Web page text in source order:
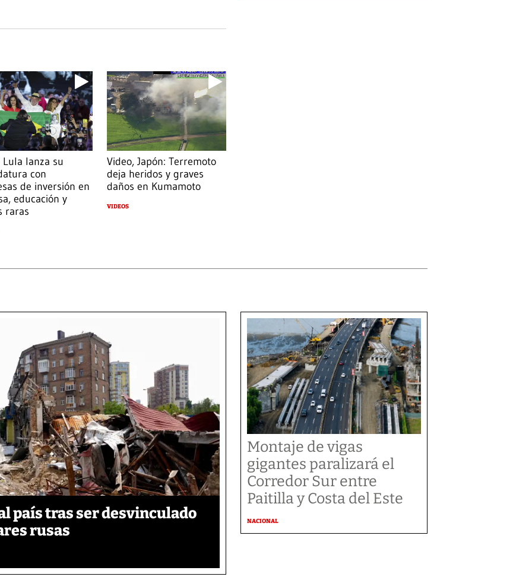
Lula lanza su
con
de inversión en
educación y
raras
Video, Japón: Terremoto
deja heridos y graves
daños en Kumamoto
VIDEOS
país tras ser desvinculado
rusas
Montaje de vigas
gigantes paralizará el
Corredor Sur entre
Paitilla y Costa del Este
NACIONAL